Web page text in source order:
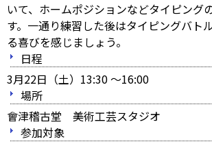
いて、ホームポジションなどタイピング
す。一通り練習した後はタイピングバト
る喜びを感じましょう。
日程
3月22日（土）13:30 ～16:00
場所
會津稽古堂 美術工芸スタジオ
参加対象